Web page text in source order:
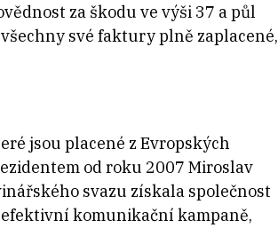
za škodu ve výši 37 a půl
své faktury plně zaplacené,
jsou placené z Evropských
od roku 2007 Miroslav
svazu získala společnost
efektivní komunikační kampaně,